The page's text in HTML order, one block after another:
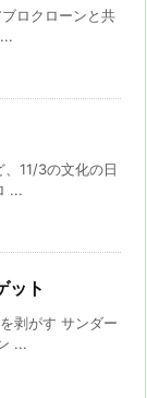
ロクローンと共
11/3の文化の日
...
ット
剥がす サンダー
...